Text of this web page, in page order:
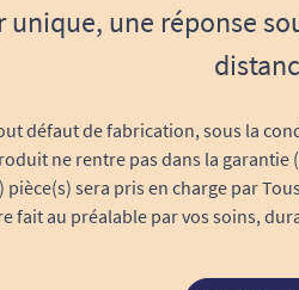
une réponse
défaut de fabrication, sous la
ne rentre pas dans la garantie
sera pris en charge par
fait au préalable par vos soins,